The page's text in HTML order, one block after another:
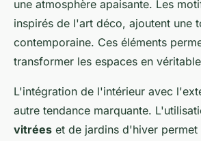
une atmosphère apaisante. Les
inspirés de l'art déco, ajoutent une
contemporaine. Ces éléments
transformer les espaces en
L'intégration de l'intérieur avec
autre tendance marquante.
vitrées et de jardins d'hiver permet